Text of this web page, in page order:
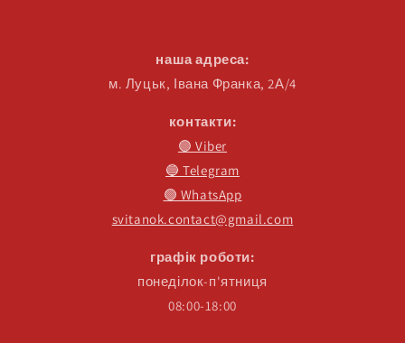
наша адреса:
м. Луцьк, Івана Франка, 2А/4
контакти:
🟣 Viber
🔵 Telegram
🟢 WhatsApp
svitanok.contact@gmail.com
графік роботи:
понеділок-п'ятниця
08:00-18:00